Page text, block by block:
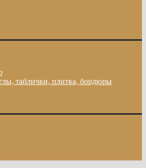
таблички, плитка, бордюры